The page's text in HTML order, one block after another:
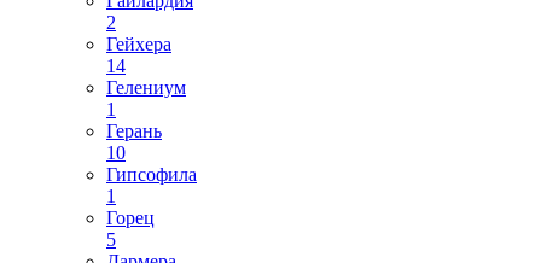
2
Гейхера
14
Гелениум
1
Герань
10
Гипсофила
1
Горец
5